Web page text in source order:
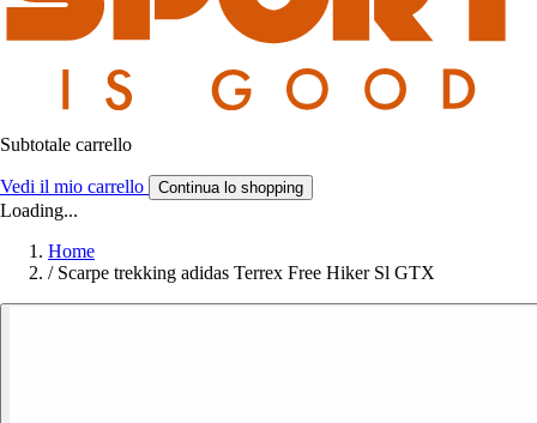
Subtotale carrello
Vedi il mio carrello Continua lo shopping
Loading...
Home
/ Scarpe trekking adidas Terrex Free Hiker Sl GTX